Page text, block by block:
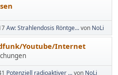
Aw: Strahlendosis Röntge...von NoLi
Youtube/Internet
Potenziell radioaktiver ...von NoLi